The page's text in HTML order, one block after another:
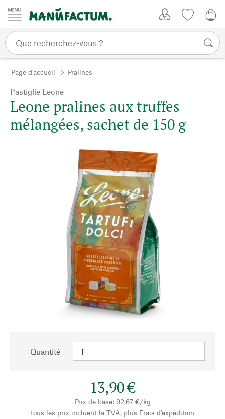
Passer au contenu
Page d'accueil Pralines
Pastiglie Leone
Leone pralines aux truffes
mélangées, sachet de 150 g
Quantité
13,90 €
Prix de base: 92,67 €/kg
tous les prix incluent la TVA, plus Frais d'expédition